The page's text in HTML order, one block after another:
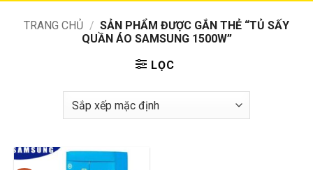
TRANG CHỦ / SẢN PHẨM ĐƯỢC GẮN THẺ “TỦ SẤY
QUẦN ÁO SAMSUNG 1500W”
LỌC